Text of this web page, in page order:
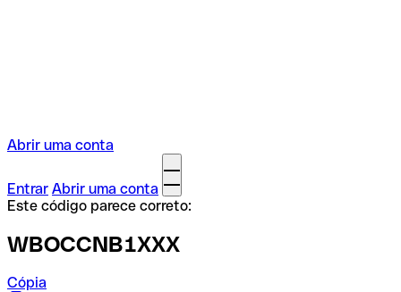
Abrir uma conta
Entrar Abrir uma conta
Este código parece correto:
WBOCCNB1XXX
Cópia